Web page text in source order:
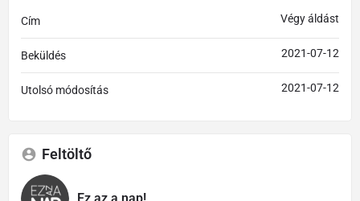
Cím Végy áldást
Beküldés 2021-07-12
Utolsó módosítás 2021-07-12
Feltöltő